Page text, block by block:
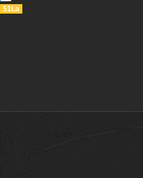
51La